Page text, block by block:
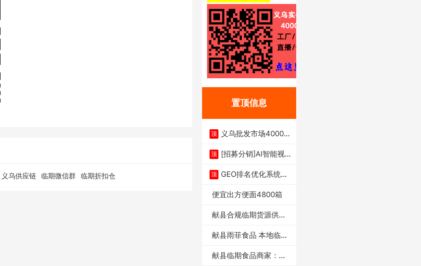
义乌供应链 临期微信群 临期折扣仓
置顶信息
顶
义乌批发市场4000多
顶 [招募分销]AI智能视
顶 GEO排名优化系统+A
便宜出方便面4800箱
献县合规临期货源供货
献县雨菲食品 本地临期
献县临期食品商家：献